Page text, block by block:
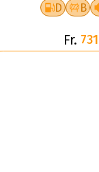
D B
Fr.